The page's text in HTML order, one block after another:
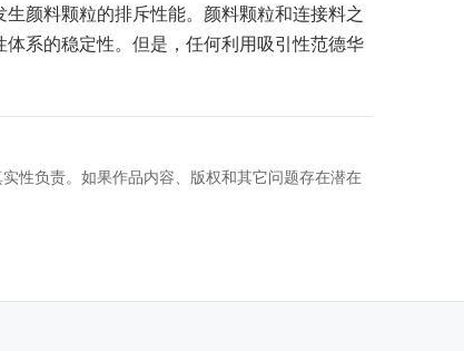
颜料颗粒的排斥性能。 颜料颗粒和连接料之
系的稳定性。但是，任何利用吸引性范德华
性负责。如果作品内容、版权和其它问题存在潜在